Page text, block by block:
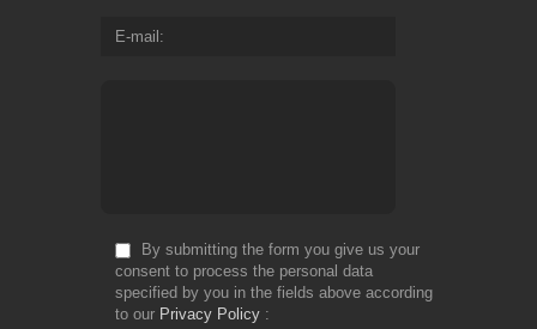
E-mail
By submitting the form you give us your
consent to process the personal data
specified by you in the fields above according
to our Privacy Policy